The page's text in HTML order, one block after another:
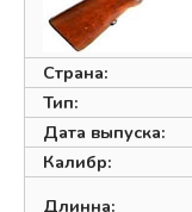
Страна:
Тип:
Дата выпуска:
Калибр:
Длинна: